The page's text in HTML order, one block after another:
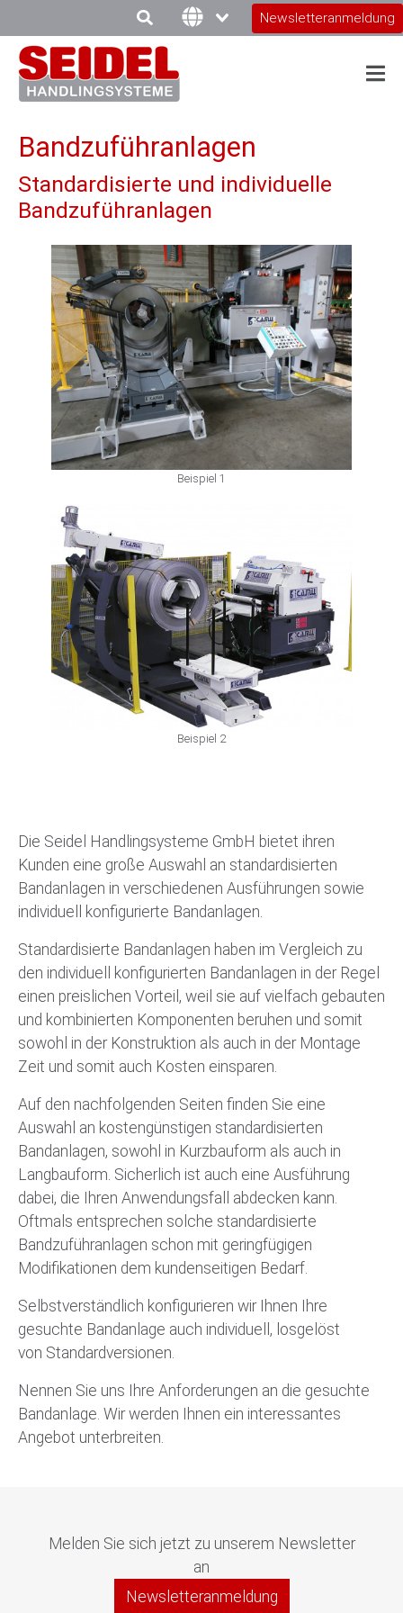
Newsletteranmeldung
Bandzuführanlagen
Standardisierte und individuelle
Bandzuführanlagen
Beispiel 1
Beispiel 2
Die Seidel Handlingsysteme GmbH bietet ihren
Kunden eine große Auswahl an standardisierten
Bandanlagen in verschiedenen Ausführungen sowie
individuell konfigurierte Bandanlagen.
Standardisierte Bandanlagen haben im Vergleich zu
den individuell konfigurierten Bandanlagen in der Regel
einen preislichen Vorteil, weil sie auf vielfach gebauten
und kombinierten Komponenten beruhen und somit
sowohl in der Konstruktion als auch in der Montage
Zeit und somit auch Kosten einsparen.
Auf den nachfolgenden Seiten finden Sie eine
Auswahl an kostengünstigen standardisierten
Bandanlagen, sowohl in Kurzbauform als auch in
Langbauform. Sicherlich ist auch eine Ausführung
dabei, die Ihren Anwendungsfall abdecken kann.
Oftmals entsprechen solche standardisierte
Bandzuführanlagen schon mit geringfügigen
Modifikationen dem kundenseitigen Bedarf.
Selbstverständlich konfigurieren wir Ihnen Ihre
gesuchte Bandanlage auch individuell, losgelöst
von Standardversionen.
Nennen Sie uns Ihre Anforderungen an die gesuchte
Bandanlage. Wir werden Ihnen ein interessantes
Angebot unterbreiten.
Melden Sie sich jetzt zu unserem Newsletter
an
Newsletteranmeldung